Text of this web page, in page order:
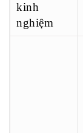
kinh
nghiệm